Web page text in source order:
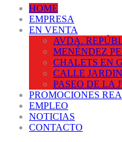
HOME
EMPRESA
EN VENTA
AVDA.
MENÉNDEZ
CHALETS EN
CALLE
PASEO DE LA
PROMOCIONES
EMPLEO
NOTICIAS
CONTACTO